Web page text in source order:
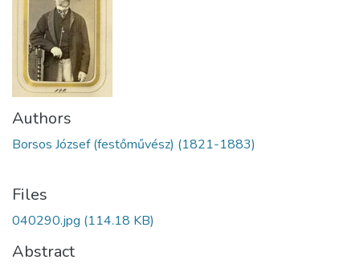
Authors
Borsos József (festőművész) (1821-1883)
Files
040290.jpg (114.18 KB)
Abstract